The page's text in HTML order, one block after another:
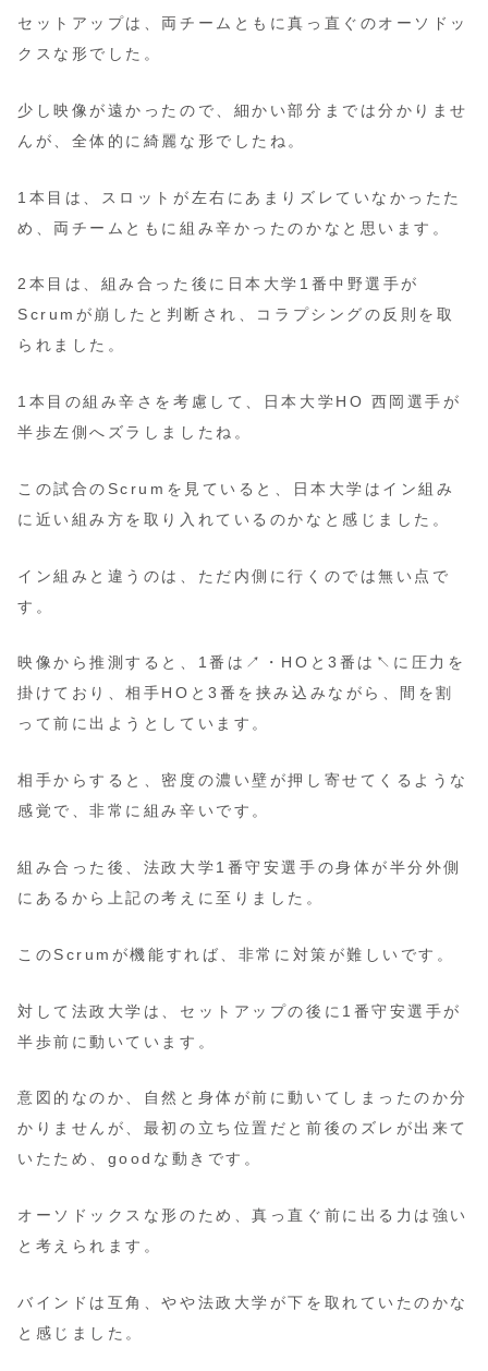
セットアップは、両チームともに真っ直ぐのオーソドッ
クスな形でした。
少し映像が遠かったので、細かい部分までは分かりませ
んが、全体的に綺麗な形でしたね。
1本目は、スロットが左右にあまりズレていなかったた
め、両チームともに組み辛かったのかなと思います。
2本目は、組み合った後に日本大学1番中野選手が
Scrumが崩したと判断され、コラプシングの反則を取
られました。
1本目の組み辛さを考慮して、日本大学HO 西岡選手が
半歩左側へズラしましたね。
この試合のScrumを見ていると、日本大学はイン組み
に近い組み方を取り入れているのかなと感じました。
イン組みと違うのは、ただ内側に行くのでは無い点で
す。
映像から推測すると、1番は↗️・HOと3番は↖️に圧力を
掛けており、相手HOと3番を挟み込みながら、間を割
って前に出ようとしています。
相手からすると、密度の濃い壁が押し寄せてくるような
感覚で、非常に組み辛いです。
組み合った後、法政大学1番守安選手の身体が半分外側
にあるから上記の考えに至りました。
このScrumが機能すれば、非常に対策が難しいです。
対して法政大学は、セットアップの後に1番守安選手が
半歩前に動いています。
意図的なのか、自然と身体が前に動いてしまったのか分
かりませんが、最初の立ち位置だと前後のズレが出来て
いたため、goodな動きです。
オーソドックスな形のため、真っ直ぐ前に出る力は強い
と考えられます。
バインドは互角、やや法政大学が下を取れていたのかな
と感じました。